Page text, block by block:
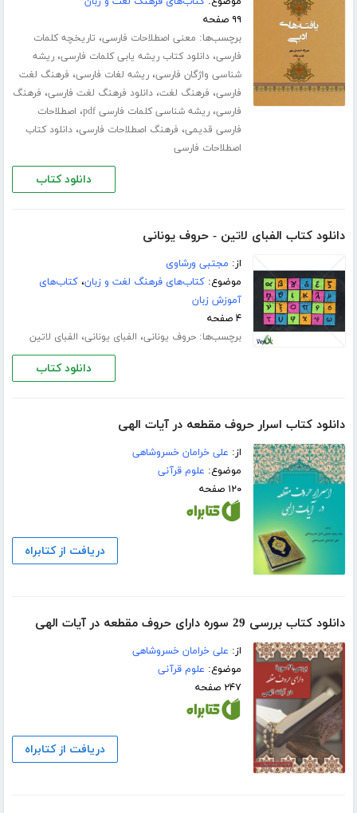
۹۹ صفحه
برچسب‌ها: معنی اصطلاحات فارسی، تاریخچه کلمات
فارسی،دانلود کتاب ریشه یابی کلمات فارسی،ریشه
شناسی واژگان فارسی،ریشه لغات فارسی، فرهنگ لغت
فارسی، فرهنگ لغت،دانلود فرهنگ لغت فارسی، فرهنگ
فارسی،ریشه شناسی کلمات فارسی pdf ، اصطلاحات
فارسی قدیمی، فرهنگ اصطلاحات فارسی،دانلود کتاب
اصطلاحات فارسی
دانلود کتاب
دانلود کتاب الفبای لاتین - حروف یونانی
از: مجتبی ورشاوی
موضوع:کتاب‌های فرهنگ لغت و زبان،کتاب‌های
آموزش زبان
۴ صفحه
برچسب‌ها:حروف یونانی، الفبای یونانی، الفبای لاتین
دانلود کتاب
دانلود کتاب اسرار حروف مقطعه در آیات الهی
از: علی خرامان خسروشاهی
موضوع: علوم قرآنی
۱۲۰ صفحه
دریافت از کتابراه
دانلود کتاب بررسی 29 سوره دارای حروف مقطعه در آیات الهی
از: علی خرامان خسروشاهی
موضوع: علوم قرآنی
۲۴۷ صفحه
دریافت از کتابراه